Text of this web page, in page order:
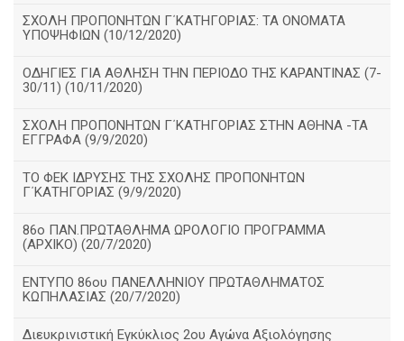
ΣΧΟΛΗ ΠΡΟΠΟΝΗΤΩΝ Γ΄ΚΑΤΗΓΟΡΙΑΣ: ΤΑ ΟΝΟΜΑΤΑ
ΥΠΟΨΗΦΙΩΝ (10/12/2020)
ΟΔΗΓΙΕΣ ΓΙΑ ΑΘΛΗΣΗ ΤΗΝ ΠΕΡΙΟΔΟ ΤΗΣ ΚΑΡΑΝΤΙΝΑΣ (7-
30/11) (10/11/2020)
ΣΧΟΛΗ ΠΡΟΠΟΝΗΤΩΝ Γ΄ΚΑΤΗΓΟΡΙΑΣ ΣΤΗΝ ΑΘΗΝΑ -ΤΑ
ΕΓΓΡΑΦΑ (9/9/2020)
TO ΦΕΚ ΙΔΡΥΣΗΣ ΤΗΣ ΣΧΟΛΗΣ ΠΡΟΠΟΝΗΤΩΝ
Γ΄ΚΑΤΗΓΟΡΙΑΣ (9/9/2020)
86o ΠΑΝ.ΠΡΩΤΑΘΛΗΜΑ ΩΡΟΛΟΓΙΟ ΠΡΟΓΡΑΜΜΑ
(ΑΡΧΙΚΟ) (20/7/2020)
ΕΝΤΥΠΟ 86ου ΠΑΝΕΛΛΗΝΙΟΥ ΠΡΩΤΑΘΛΗΜΑΤΟΣ
ΚΩΠΗΛΑΣΙΑΣ (20/7/2020)
Διευκρινιστική Εγκύκλιος 2ου Αγώνα Αξιολόγησης